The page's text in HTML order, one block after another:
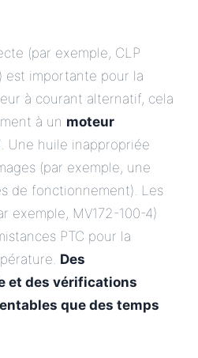
(par exemple, CLP
est importante pour la
à courant alternatif, cela
à un moteur
. Une huile inappropriée
(par exemple, une
de fonctionnement). Les
exemple, MV172-100-4)
PTC pour la
Des
et des vérifications
que des temps